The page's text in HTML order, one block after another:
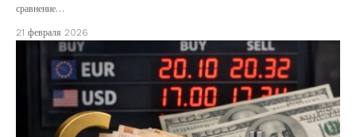
сравнение…
21 февраля 2026